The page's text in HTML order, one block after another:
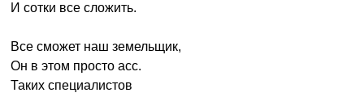
И сотки все сложить.
Все сможет наш земельщик,
Он в этом просто асс.
Таких специалистов